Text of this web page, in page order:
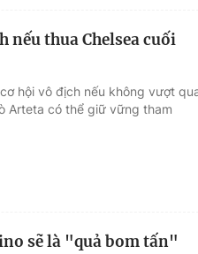
nếu thua Chelsea cuối
hội vô địch nếu không vượt
Arteta có thể giữ vững tham
sẽ là "quả bom tấn"